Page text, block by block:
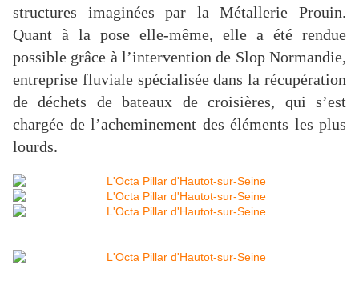
structures imaginées par la Métallerie Prouin.
Quant à la pose elle-même, elle a été rendue
possible grâce à l’intervention de Slop Normandie,
entreprise fluviale spécialisée dans la récupération
de déchets de bateaux de croisières, qui s’est
chargée de l’acheminement des éléments les plus
lourds.